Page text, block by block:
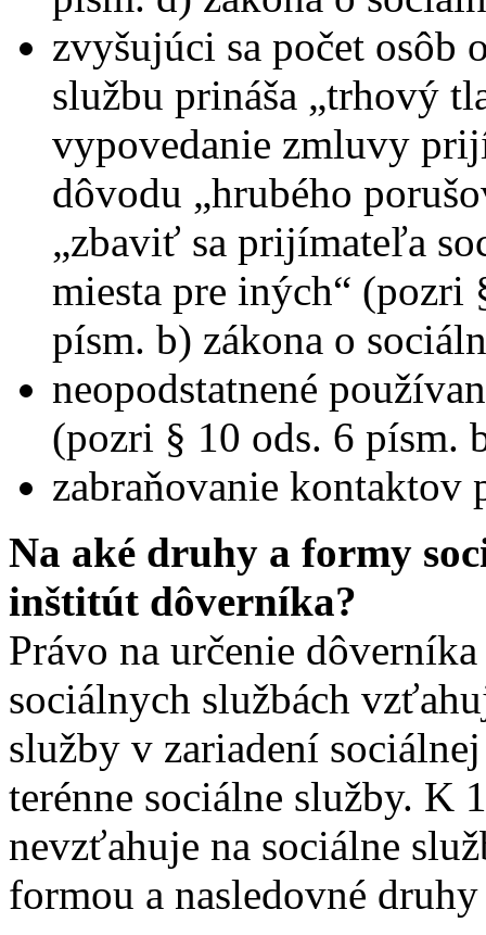
zvyšujúci sa počet osôb
službu prináša „trhový
vypovedanie zmluvy
dôvodu „hrubého
„zbaviť sa prijímateľa
miesta pre iných“ (pozri
písm. b) zákona o
neopodstatnené
(pozri § 10 ods. 6 písm.
zabraňovanie
Na aké druhy a formy
inštitút dôverníka?
Právo na určenie
sociálnych službách
služby v zariadení
terénne sociálne služby. K
nevzťahuje na sociálne
formou a nasledovné